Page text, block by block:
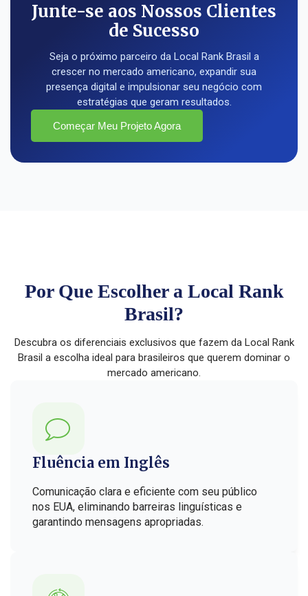
Junte-se aos Nossos Clientes
de Sucesso
Seja o próximo parceiro da Local Rank Brasil a
crescer no mercado americano, expandir sua
presença digital e impulsionar seu negócio com
estratégias que geram resultados.
Começar Meu Projeto Agora
Por Que Escolher a Local Rank
Brasil?
Descubra os diferenciais exclusivos que fazem da Local Rank
Brasil a escolha ideal para brasileiros que querem dominar o
mercado americano.
Fluência em Inglês
Comunicação clara e eficiente com seu público
nos EUA, eliminando barreiras linguísticas e
garantindo mensagens apropriadas.